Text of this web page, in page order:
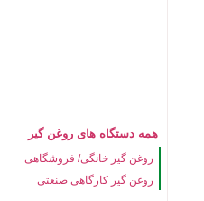
همه دستگاه های روغن گیر
روغن گیر خانگی/ فروشگاهی
روغن گیر کارگاهی صنعتی